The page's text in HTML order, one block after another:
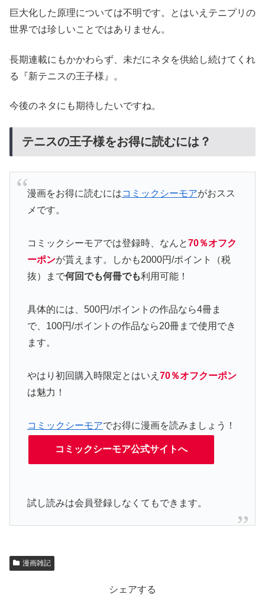
巨大化した原理については不明です。とはいえテニプリの
世界では珍しいことではありません。
長期連載にもかかわらず、未だにネタを供給し続けてくれ
る『新テニスの王子様』。
今後のネタにも期待したいですね。
テニスの王子様をお得に読むには？
漫画をお得に読むにはコミックシーモアがおスス
メです。
コミックシーモアでは登録時、なんと70％オフク
ーポンが貰えます。しかも2000円/ポイント（税
抜）まで何回でも何冊でも利用可能！
具体的には、500円/ポイントの作品なら4冊ま
で、100円/ポイントの作品なら20冊まで使用でき
ます。
やはり初回購入時限定とはいえ 70％オフクーポン
は魅力！
コミックシーモアでお得に漫画を読みましょう！
コミックシーモア公式サイトへ
試し読みは会員登録しなくてもできます。
漫画雑記
シェアする